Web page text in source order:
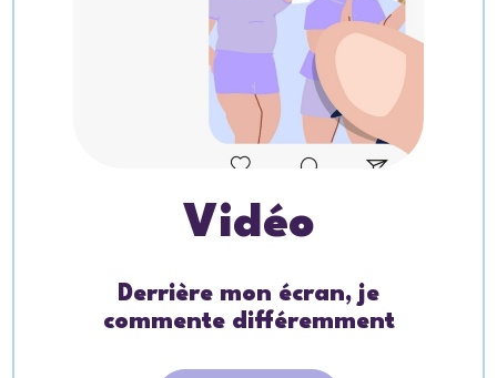
Vidéo
Derrière mon écran, je
commente différemment